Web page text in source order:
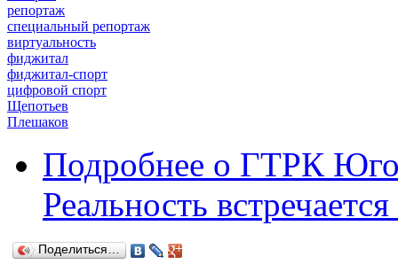
репортаж
специальный репортаж
виртуальность
фиджитал
фиджитал-спорт
цифровой спорт
Щепотьев
Плешаков
Подробнее о ГТРК
Реальность
Поделиться…